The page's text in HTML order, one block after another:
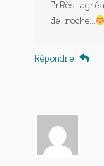
TrRès
de roche…
Répondre